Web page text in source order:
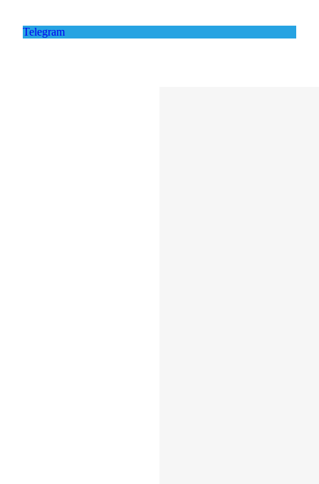
Telegram